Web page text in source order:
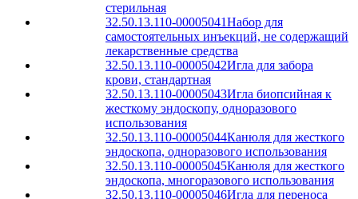
стерильная
32.50.13.110-00005041Набор для
самостоятельных инъекций, не содержащий
лекарственные средства
32.50.13.110-00005042Игла для забора
крови, стандартная
32.50.13.110-00005043Игла биопсийная к
жесткому эндоскопу, одноразового
использования
32.50.13.110-00005044Канюля для жесткого
эндоскопа, одноразового использования
32.50.13.110-00005045Канюля для жесткого
эндоскопа, многоразового использования
32.50.13.110-00005046Игла для переноса